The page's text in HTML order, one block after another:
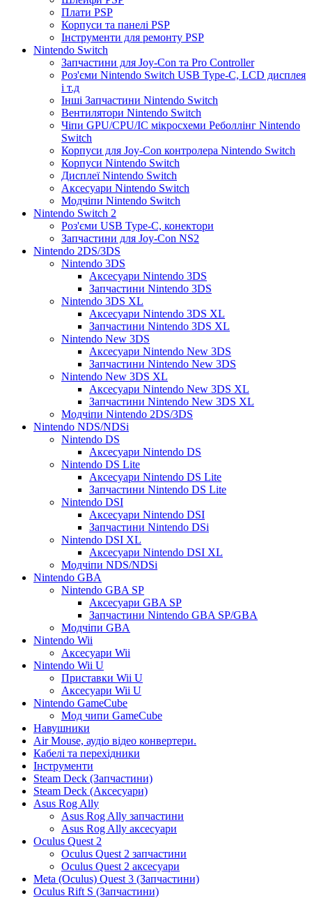
Плати PSP
Корпуси та панелі PSP
Інструменти для ремонту PSP
Nintendo Switch
Запчастини для Joy-Con та Pro Controller
Роз'єми Nintendo Switch USB Type-C, LCD дисплея
і т.д
Інші Запчастини Nintendo Switch
Вентилятори Nintendo Switch
Чіпи GPU/CPU/IC мікросхеми Реболлінг Nintendo
Switch
Корпуси для Joy-Con контролера Nintendo Switch
Корпуси Nintendo Switch
Дисплеї Nintendo Switch
Аксесуари Nintendo Switch
Модчіпи Nintendo Switch
Nintendo Switch 2
Роз'єми USB Type-C, конектори
Запчастини для Joy-Con NS2
Nintendo 2DS/3DS
Nintendo 3DS
Аксесуари Nintendo 3DS
Запчастини Nintendo 3DS
Nintendo 3DS XL
Аксесуари Nintendo 3DS XL
Запчастини Nintendo 3DS XL
Nintendo New 3DS
Аксесуари Nintendo New 3DS
Запчастини Nintendo New 3DS
Nintendo New 3DS XL
Аксесуари Nintendo New 3DS XL
Запчастини Nintendo New 3DS XL
Модчіпи Nintendo 2DS/3DS
Nintendo NDS/NDSi
Nintendo DS
Аксесуари Nintendo DS
Nintendo DS Lite
Аксесуари Nintendo DS Lite
Запчастини Nintendo DS Lite
Nintendo DSI
Аксесуари Nintendo DSI
Запчастини Nintendo DSi
Nintendo DSI XL
Аксесуари Nintendo DSI XL
Модчіпи NDS/NDSi
Nintendo GBA
Nintendo GBA SP
Аксесуари GBA SP
Запчастини Nintendo GBA SP/GBA
Модчіпи GBA
Nintendo Wii
Аксесуари Wii
Nintendo Wii U
Приставки Wii U
Аксесуари Wii U
Nintendo GameCube
Мод чипи GameCube
Навушники
Air Mouse, аудіо відео конвертери.
Кабелі та перехідники
Інструменти
Steam Deck (Запчастини)
Steam Deck (Аксесуари)
Asus Rog Ally
Asus Rog Ally запчастини
Asus Rog Ally аксесуари
Oculus Quest 2
Oculus Quest 2 запчастини
Oculus Quest 2 аксесуари
Meta (Oculus) Quest 3 (Запчастини)
Oculus Rift S (Запчастини)